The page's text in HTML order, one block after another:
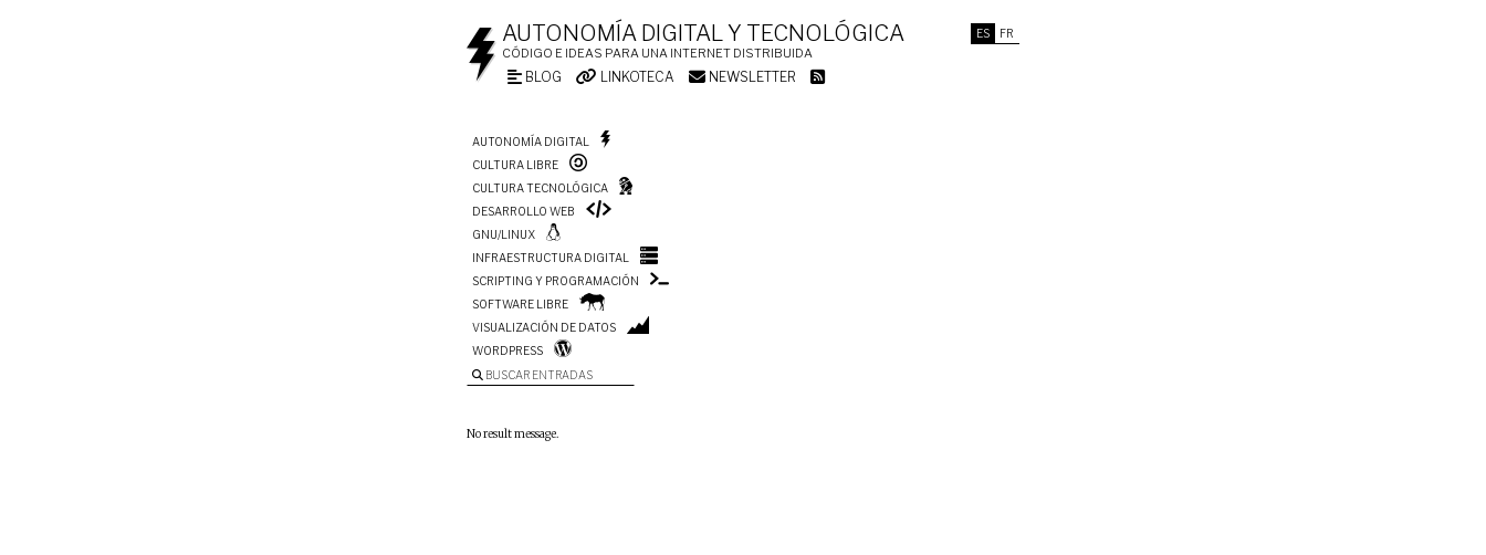
ES FR
AUTONOMÍA DIGITAL Y TECNOLÓGICA
CÓDIGO E IDEAS PARA UNA INTERNET DISTRIBUIDA
BLOG LINKOTECA NEWSLETTER
AUTONOMÍA DIGITAL
CULTURA LIBRE
CULTURA TECNOLÓGICA
DESARROLLO WEB
GNU/LINUX
INFRAESTRUCTURA DIGITAL
SCRIPTING Y PROGRAMACIÓN
SOFTWARE LIBRE
VISUALIZACIÓN DE DATOS
WORDPRESS
BUSCAR ENTRADAS
No result message.